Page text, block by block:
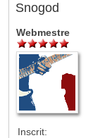
Snogod
Webmestre
Inscrit: